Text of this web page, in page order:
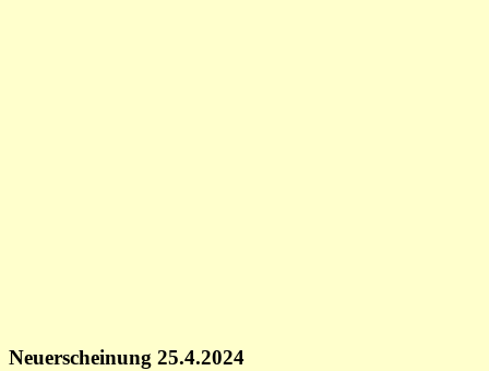
Neuerscheinung 25.4.2024